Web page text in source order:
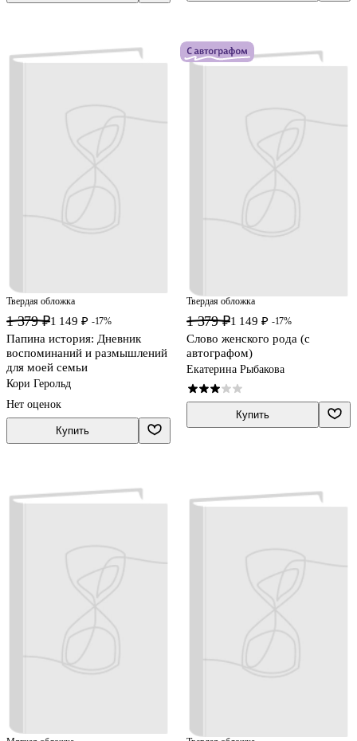
Твердая обложка
1 379 ₽1 149 ₽ -17%
Папина история: Дневник
воспоминаний и размышлений
для моей семьи
Кори Герольд
Нет оценок
Купить
Твердая обложка
1 379 ₽1 149 ₽ -17%
Слово женского рода (с
автографом)
Екатерина Рыбакова
Купить